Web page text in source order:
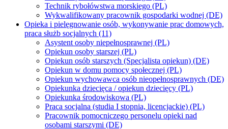
Technik rybołówstwa morskiego (PL)
Wykwalifikowany pracownik gospodarki wodnej (DE)
Opieka i pielęgnowanie osób, wykonywanie prac domowych,
praca służb socjalnych (11)
Asystent osoby niepełnosprawnej (PL)
Opiekun osoby starszej (PL)
Opiekun osób starszych (Specjalista opiekun) (DE)
Opiekun w domu pomocy społecznej (PL)
Opiekun wychowawca osób nieopełnosprawnych (DE)
Opiekunka dziecięca / opiekun dziecięcy (PL)
Opiekunka środowiskowa (PL)
Praca socjalna (studia I stopnia, licencjackie) (PL)
Pracownik pomocniczego personelu opieki nad
osobami starszymi (DE)